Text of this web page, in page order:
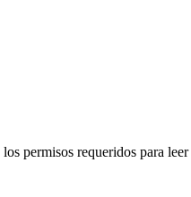
permisos requeridos para leer